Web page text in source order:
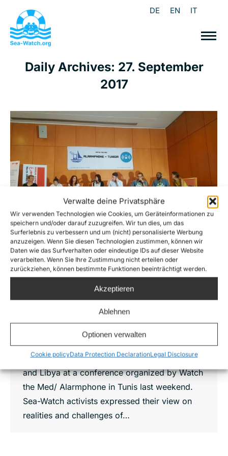
Verwalte deine Privatsphäre
Wir verwenden Technologien wie Cookies, um Geräteinformationen zu
speichern und/oder darauf zuzugreifen. Wir tun dies, um das
Surferlebnis zu verbessern und um (nicht) personalisierte Werbung
anzuzeigen. Wenn Sie diesen Technologien zustimmen, können wir
Daten wie das Surfverhalten oder eindeutige IDs auf dieser Website
verarbeiten. Wenn Sie Ihre Zustimmung nicht erteilen oder
zurückziehen, können bestimmte Funktionen beeinträchtigt werden.
Akzeptieren
Ablehnen
Optionen verwalten
Cookie policyData Protection DeclarationLegal Disclosure
DE EN IT
Daily Archives: 27. September
2017
Sea-Watch at Mediterranean Migration
Movements Conference in Tunis
News ByJoshua Krüger 27. September 2017
Conference Report of the Mediterranean
Migration Movements Conference in Tunis,
23.09.17 by Daniel Achterberg, Head of
Mission #Moonbird People from European
countries gathered with speakers from Côte
d’Ivoire, Cameroon, Morocco, Algeria, Egypt
and Libya at a conference organized by Watch
the Med/ Alarmphone in Tunis last weekend.
Sea-Watch activists expressed their view on
realities and challenges of…